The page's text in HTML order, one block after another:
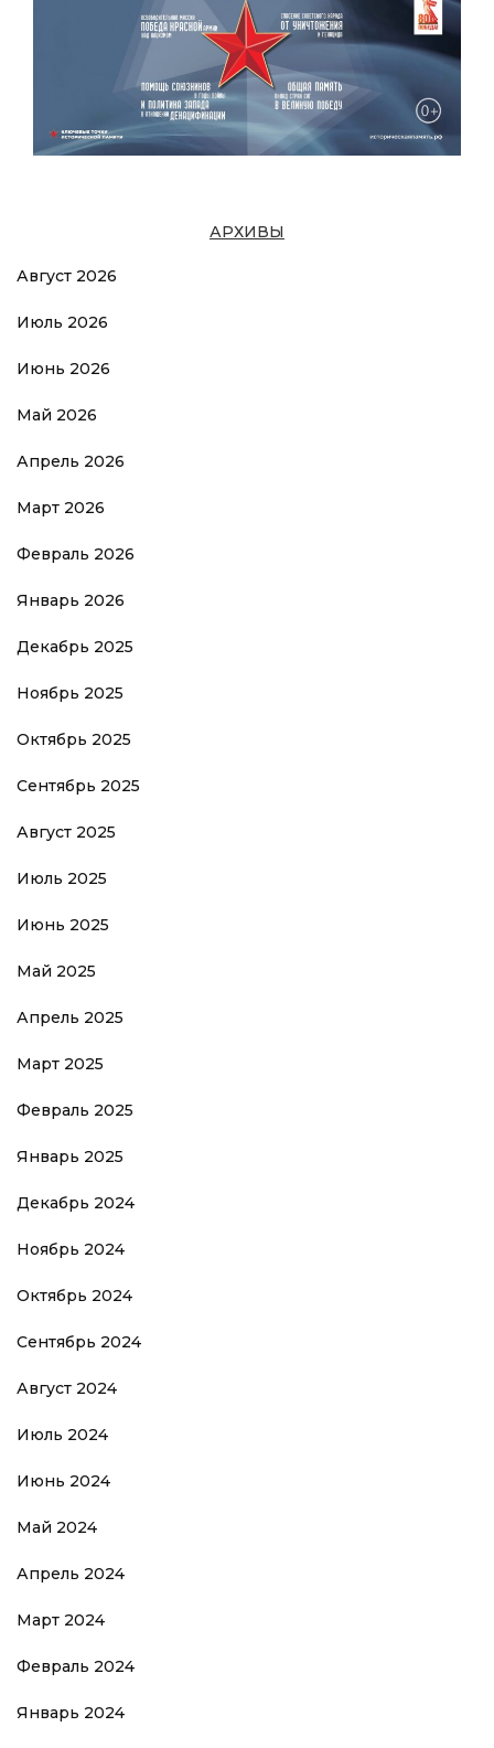
АРХИВЫ
Август 2026
Июль 2026
Июнь 2026
Май 2026
Апрель 2026
Март 2026
Февраль 2026
Январь 2026
Декабрь 2025
Ноябрь 2025
Октябрь 2025
Сентябрь 2025
Август 2025
Июль 2025
Июнь 2025
Май 2025
Апрель 2025
Март 2025
Февраль 2025
Январь 2025
Декабрь 2024
Ноябрь 2024
Октябрь 2024
Сентябрь 2024
Август 2024
Июль 2024
Июнь 2024
Май 2024
Апрель 2024
Март 2024
Февраль 2024
Январь 2024